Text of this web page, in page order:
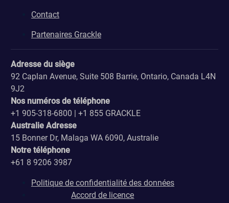
Contact
Partenaires Grackle
Adresse du siège
92 Caplan Avenue, Suite 508 Barrie, Ontario, Canada L4N
9J2
Nos numéros de téléphone
+1 905-318-6800 | +1 855 GRACKLE
Australie Adresse
15 Bonner Dr, Malaga WA 6090, Australie
Notre téléphone
+61 8 9206 3987
Politique de confidentialité des données
Accord de licence